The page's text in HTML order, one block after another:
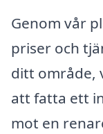
Genom vår
priser och
ditt område,
att fatta ett
mot en